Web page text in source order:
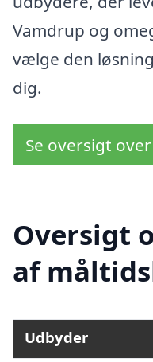
Vamdrup og
vælge den
dig.
Se oversigt
Oversigt
af
Udbyder